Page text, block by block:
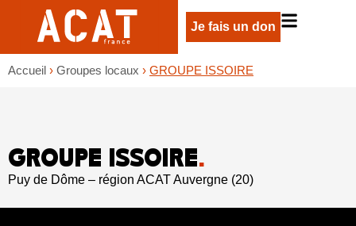
Je fais un don
Accueil › Groupes locaux › GROUPE ISSOIRE
GROUPE ISSOIRE.
Puy de Dôme – région ACAT Auvergne (20)